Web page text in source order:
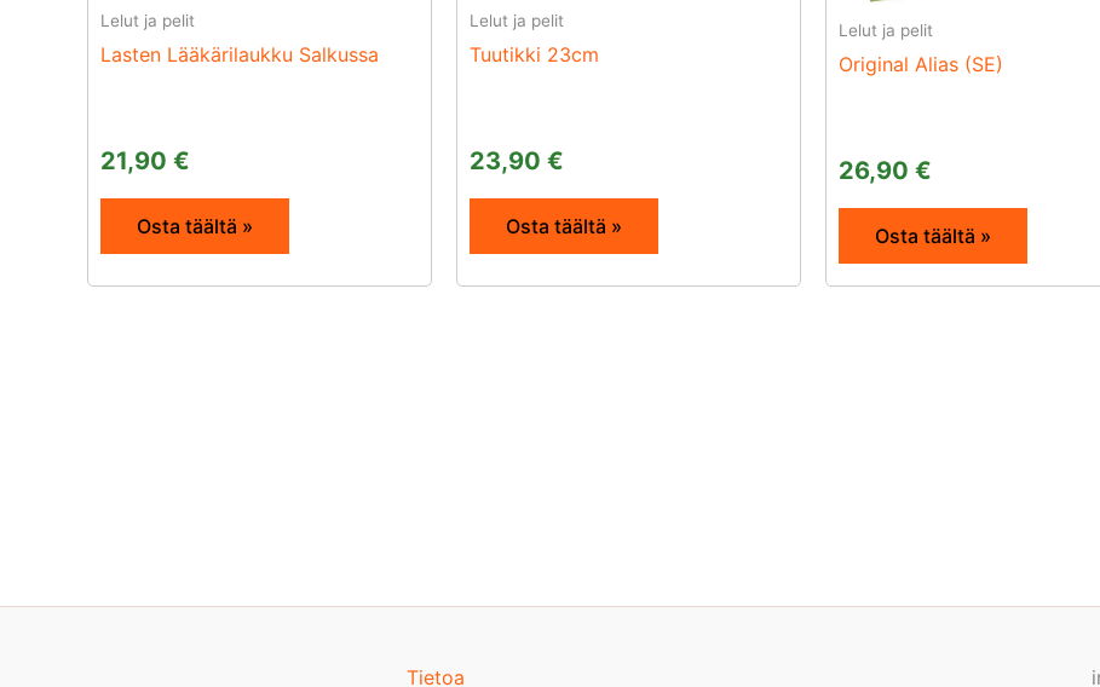
Lelut ja pelit
Lasten Lääkärilaukku Salkussa
21,90 €
Osta täältä »
Lelut ja pelit
Tuutikki 23cm
23,90 €
Osta täältä »
Lelut ja pelit
Original Alias (SE)
26,90 €
Osta täältä »
Tietoa